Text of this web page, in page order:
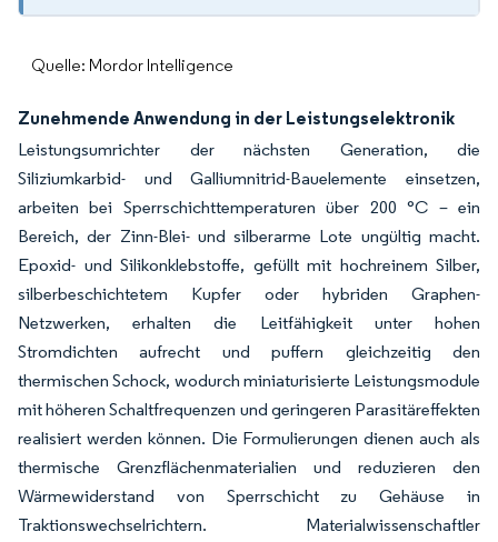
Quelle: Mordor Intelligence
Zunehmende Anwendung in der Leistungselektronik
Leistungsumrichter der nächsten Generation, die
Siliziumkarbid- und Galliumnitrid-Bauelemente einsetzen,
arbeiten bei Sperrschichttemperaturen über 200 °C – ein
Bereich, der Zinn-Blei- und silberarme Lote ungültig macht.
Epoxid- und Silikonklebstoffe, gefüllt mit hochreinem Silber,
silberbeschichtetem Kupfer oder hybriden Graphen-
Netzwerken, erhalten die Leitfähigkeit unter hohen
Stromdichten aufrecht und puffern gleichzeitig den
thermischen Schock, wodurch miniaturisierte Leistungsmodule
mit höheren Schaltfrequenzen und geringeren Parasitäreffekten
realisiert werden können. Die Formulierungen dienen auch als
thermische Grenzflächenmaterialien und reduzieren den
Wärmewiderstand von Sperrschicht zu Gehäuse in
Traktionswechselrichtern. Materialwissenschaftler